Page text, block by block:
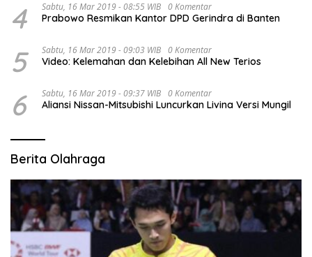
4 Sabtu, 16 Mar 2019 - 08:55 WIB 0 Komentar
Prabowo Resmikan Kantor DPD Gerindra di Banten
5 Sabtu, 16 Mar 2019 - 09:03 WIB 0 Komentar
Video: Kelemahan dan Kelebihan All New Terios
6 Sabtu, 16 Mar 2019 - 09:37 WIB 0 Komentar
Aliansi Nissan-Mitsubishi Luncurkan Livina Versi Mungil
Berita Olahraga